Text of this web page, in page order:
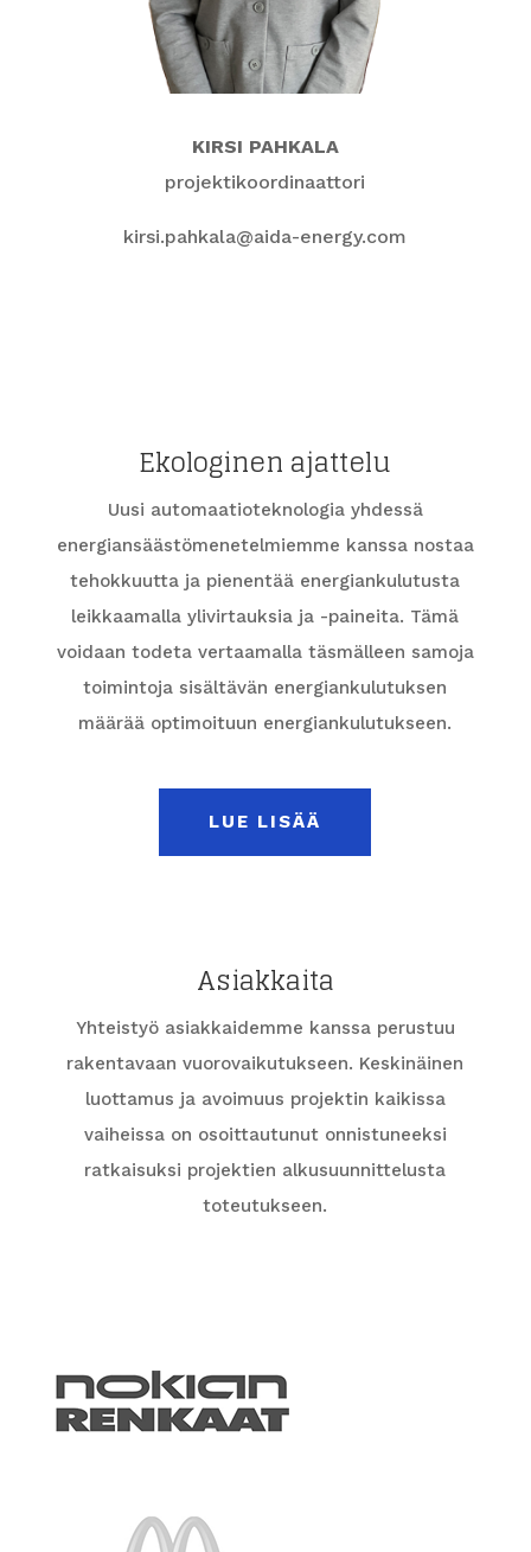
KIRSI PAHKALA
projektikoordinaattori
kirsi.pahkala@aida-energy.com
Ekologinen ajattelu
Uusi automaatioteknologia yhdessä
energiansäästömenetelmiemme kanssa nostaa
tehokkuutta ja pienentää energiankulutusta
leikkaamalla ylivirtauksia ja -paineita. Tämä
voidaan todeta vertaamalla täsmälleen samoja
toimintoja sisältävän energiankulutuksen
määrää optimoituun energiankulutukseen.
LUE LISÄÄ
Asiakkaita
Yhteistyö asiakkaidemme kanssa perustuu
rakentavaan vuorovaikutukseen. Keskinäinen
luottamus ja avoimuus projektin kaikissa
vaiheissa on osoittautunut onnistuneeksi
ratkaisuksi projektien alkusuunnittelusta
toteutukseen.